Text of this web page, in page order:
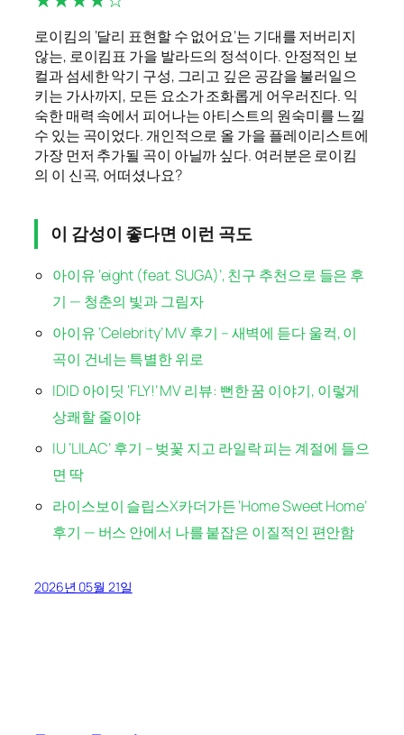
로이킴의 ‘달리 표현할 수 없어요’는 기대를 저버리지
않는, 로이킴표 가을 발라드의 정석이다. 안정적인 보
컬과 섬세한 악기 구성, 그리고 깊은 공감을 불러일으
키는 가사까지, 모든 요소가 조화롭게 어우러진다. 익
숙한 매력 속에서 피어나는 아티스트의 원숙미를 느낄
수 있는 곡이었다. 개인적으로 올 가을 플레이리스트에
가장 먼저 추가될 곡이 아닐까 싶다. 여러분은 로이킴
의 이 신곡, 어떠셨나요?
이 감성이 좋다면 이런 곡도
아이유 ‘eight (feat. SUGA)’, 친구 추천으로 들은 후
기 — 청춘의 빛과 그림자
아이유 ‘Celebrity’ MV 후기 – 새벽에 듣다 울컥, 이
곡이 건네는 특별한 위로
IDID 아이딧 ‘FLY!’ MV 리뷰: 뻔한 꿈 이야기, 이렇게
상쾌할 줄이야
IU ‘LILAC’ 후기 – 벚꽃 지고 라일락 피는 계절에 들으
면 딱
라이스보이 슬립스X카더가든 ‘Home Sweet Home’
후기 — 버스 안에서 나를 붙잡은 이질적인 편안함
2026년 05월 21일